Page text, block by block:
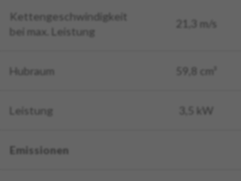
Kettengeschwindigkeit
bei max. Leistung
21,3 m/s
Hubraum 59,8 cm³
Leistung 3,5 kW
Emissionen